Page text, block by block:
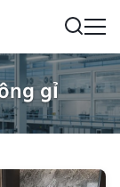
gỉ